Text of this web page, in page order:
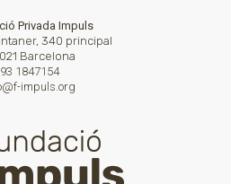
Privada Impuls
340 principal
Barcelona
93 1847154
impuls.org